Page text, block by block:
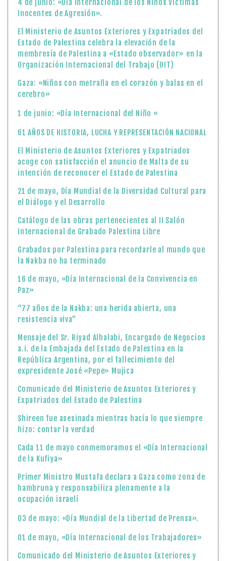
4 de junio: «Día Internacional de los Niños Víctimas
Inocentes de Agresión».
El Ministerio de Asuntos Exteriores y Expatriados del
Estado de Palestina celebra la elevación de la
membresía de Palestina a «Estado observador» en la
Organización Internacional del Trabajo (OIT)
Gaza: «Niños con metralla en el corazón y balas en el
cerebro»
1 de junio: «Día Internacional del Niño «
61 AÑOS DE HISTORIA, LUCHA Y REPRESENTACIÓN NACIONAL
El Ministerio de Asuntos Exteriores y Expatriados
acoge con satisfacción el anuncio de Malta de su
intención de reconocer el Estado de Palestina
21 de mayo, Día Mundial de la Diversidad Cultural para
el Diálogo y el Desarrollo
Catálogo de las obras pertenecientes al II Salón
Internacional de Grabado Palestina Libre
Grabados por Palestina para recordarle al mundo que
la Nakba no ha terminado
16 de mayo, «Día Internacional de la Convivencia en
Paz»
“77 años de la Nakba: una herida abierta, una
resistencia viva”
Mensaje del Sr. Riyad Alhalabi, Encargado de Negocios
a.i. de la Embajada del Estado de Palestina en la
República Argentina, por el fallecimiento del
expresidente José «Pepe» Mujica
Comunicado del Ministerio de Asuntos Exteriores y
Expatriados del Estado de Palestina
Shireen fue asesinada mientras hacía lo que siempre
hizo: contar la verdad
Cada 11 de mayo conmemoramos el «Día Internacional
de la Kufiya»
Primer Ministro Mustafa declara a Gaza como zona de
hambruna y responsabiliza plenamente a la
ocupación israelí
03 de mayo: «Día Mundial de la Libertad de Prensa».
01 de mayo, «Día Internacional de los Trabajadores»
Comunicado del Ministerio de Asuntos Exteriores y